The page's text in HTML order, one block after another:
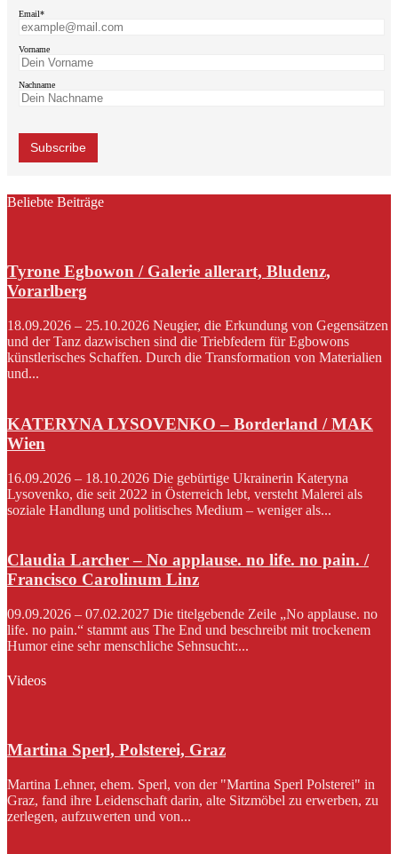
Email*
Vorname
Nachname
Beliebte Beiträge
Tyrone Egbowon / Galerie allerart, Bludenz,
Vorarlberg
18.09.2026 – 25.10.2026 Neugier, die Erkundung von Gegensätzen
und der Tanz dazwischen sind die Triebfedern für Egbowons
künstlerisches Schaffen. Durch die Transformation von Materialien
und...
KATERYNA LYSOVENKO – Borderland / MAK
Wien
16.09.2026 – 18.10.2026 Die gebürtige Ukrainerin Kateryna
Lysovenko, die seit 2022 in Österreich lebt, versteht Malerei als
soziale Handlung und politisches Medium – weniger als...
Claudia Larcher – No applause. no life. no pain. /
Francisco Carolinum Linz
09.09.2026 – 07.02.2027 Die titelgebende Zeile „No applause. no
life. no pain.“ stammt aus The End und beschreibt mit trockenem
Humor eine sehr menschliche Sehnsucht:...
Videos
Martina Sperl, Polsterei, Graz
Martina Lehner, ehem. Sperl, von der "Martina Sperl Polsterei" in
Graz, fand ihre Leidenschaft darin, alte Sitzmöbel zu erwerben, zu
zerlegen, aufzuwerten und von...